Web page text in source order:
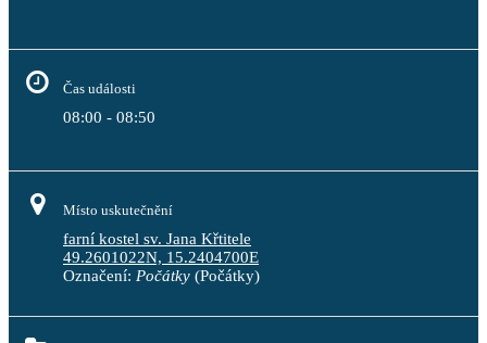
Čas události
08:00 - 08:50
Místo uskutečnění
farní kostel sv. Jana Křtitele
49.2601022N, 15.2404700E
Označení: Počátky (Počátky)